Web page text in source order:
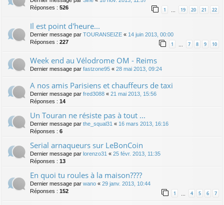
Réponses : 526 1 19 20 21 22
Il est point d'heure...
Dernier message par TOURANSEIZE « 14 juin 2013, 00:00
Réponses : 227 1 7 8 9 10
Week end au Vélodrome OM - Reims
Dernier message par fastzone95 « 28 mai 2013, 09:24
A nos amis Parisiens et chauffeurs de taxi
Dernier message par fred3088 « 21 mai 2013, 15:56
Réponses : 14
Un Touran ne résiste pas à tout ...
Dernier message par the_squal31 « 16 mars 2013, 16:16
Réponses : 6
Serial arnaqueurs sur LeBonCoin
Dernier message par lorenzo31 « 25 févr. 2013, 11:35
Réponses : 13
En quoi tu roules à la maison????
Dernier message par wano « 29 janv. 2013, 10:44
Réponses : 152 1 … 4 5 6 7